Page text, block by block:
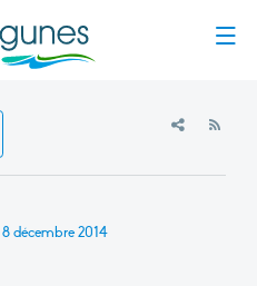
8 décembre 2014